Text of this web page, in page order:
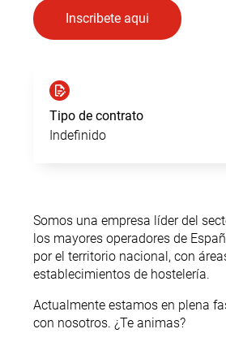
Inscribete aqui
Tipo de contrato
Indefinido
Somos una empresa líder del
los mayores operadores de
por el territorio nacional, con
establecimientos de hostelería.
Actualmente estamos en plena
con nosotros. ¿Te animas?